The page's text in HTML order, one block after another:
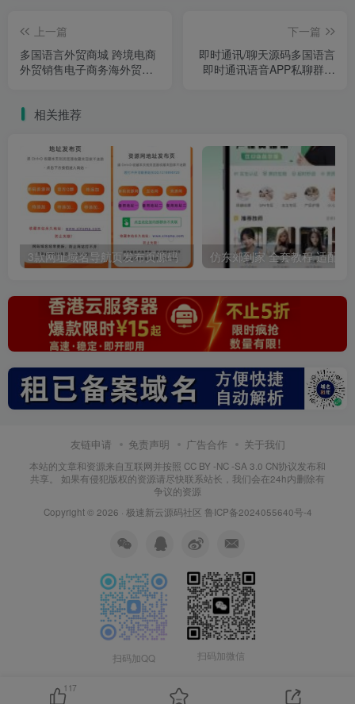
上一篇
多国语言外贸商城 跨境电商
外贸销售电子商务海外贸易
下一篇
即时通讯/聊天源码多国语言
即时通讯语音APP私聊群聊
相关推荐
3款网址域名导航页发布页源码
友链申请 免责声明 广告合作 关于我们
本站的文章和资源来自互联网并按照 CC BY -NC -SA 3.0 CN协议发布和
共享。 如果有侵犯版权的资源请尽快联系站长，我们会在24h内删除有
争议的资源
Copyright © 2026 · 极速新云源码社区 鲁ICP备2024055640号-4
扫码加QQ 扫码加微信
117